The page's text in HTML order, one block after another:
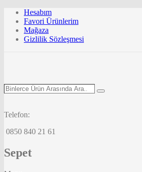
Hesabım
Favori Ürünlerim
Mağaza
Gizlilik Sözleşmesi
Binlerce
Ara...
Search
Telefon:
0850 840 21 61
Sepet